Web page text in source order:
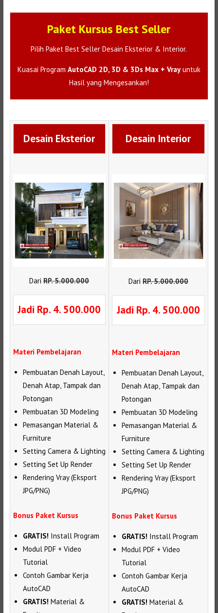
Paket Kursus Best Seller
Pilih Paket Best Seller Desain Eksterior & Interior.
Kuasai Program AutoCAD 2D, 3D & 3Ds Max + Vrayuntuk
Hasil yang Mengesankan!
Desain Eksterior
DariRP.5.000.000
Jadi Rp. 4. 500.000
Materi Pembelajaran
Pembuatan Denah Layout,
Denah Atap, Tampak dan
Potongan
Pembuatan 3D Modeling
Pemasangan Material &
Furniture
Setting Camera & Lighting
Setting Set Up Render
Rendering Vray (Eksport
JPG/PNG)
Bonus Paket Kursus
GRATIS! Install Program
Modul PDF + Video
Tutorial
Contoh Gambar Kerja
AutoCAD
GRATIS! Material &
Desain Interior
DariRP.5.000.000
Jadi Rp. 4. 500.000
Materi Pembelajaran
Pembuatan Denah Layout,
Denah Atap, Tampak dan
Potongan
Pembuatan 3D Modeling
Pemasangan Material &
Furniture
Setting Camera & Lighting
Setting Set Up Render
Rendering Vray (Eksport
JPG/PNG)
Bonus Paket Kursus
GRATIS! Install Program
Modul PDF + Video
Tutorial
Contoh Gambar Kerja
AutoCAD
GRATIS! Material &